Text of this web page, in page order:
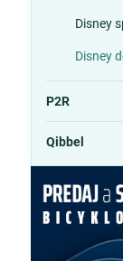
Disney
Disney
P2R
Qibbel